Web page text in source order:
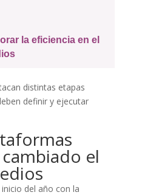
la eficiencia en el
distintas etapas
definir y ejecutar
el
del año con la